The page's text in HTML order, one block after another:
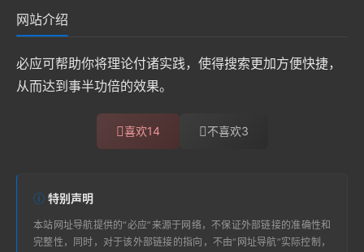
网站介绍
必应可帮助你将理论付诸实践，使得搜索更加方便快捷，
从而达到事半功倍的效果。
喜欢14 不喜欢3
特别声明
本站 网址导航提供的“必应”来源于网络，不保证外部链接的准确性和
完整性，同时，对于该外部链接的指向，不由“ 网址导航”实际控制，